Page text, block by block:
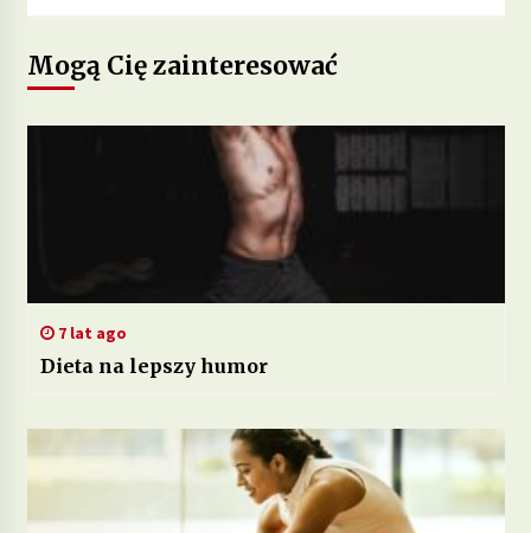
Mogą Cię zainteresować
7 lat ago
Dieta na lepszy humor